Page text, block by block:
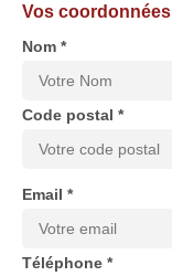
Vos coordonnées
Nom *
Code postal *
Email *
Téléphone *